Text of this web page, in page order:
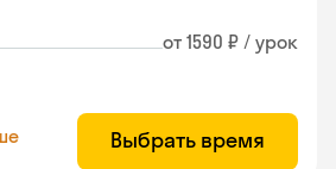
от 1590 ₽ / урок
Выбрать время